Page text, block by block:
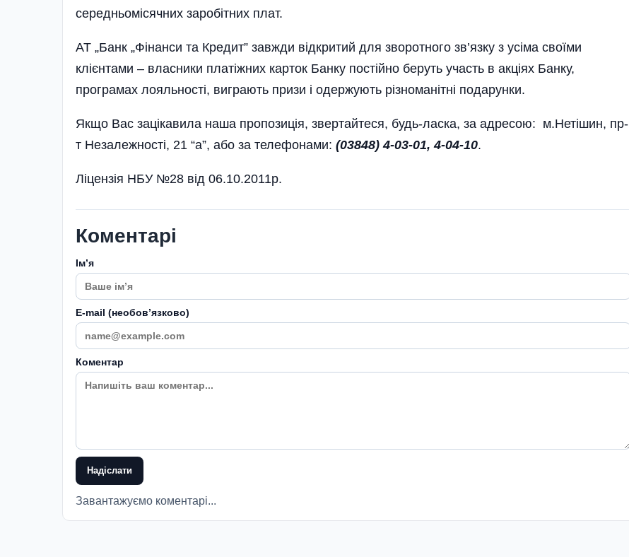
середньомісячних заробітних плат.
АТ „Банк „Фінанси та Кредит” завжди відкритий для зворотного зв’язку з усіма своїми
клієнтами – власники платіжних карток Банку постійно беруть участь в акціях Банку,
програмах лояльності, виграють призи і одержують різноманітні подарунки.
Якщо Вас зацікавила наша пропозиція, звертайтеся, будь-ласка, за адресою: м.Нетішин, пр-
т Незалежності, 21 “а”, або за телефонами: (03848) 4-03-01, 4-04-10.
Ліцензія НБУ №28 від 06.10.2011р.
Коментарі
Імʼя
E-mail (необовʼязково)
Коментар
Надіслати
Завантажуємо коментарі...